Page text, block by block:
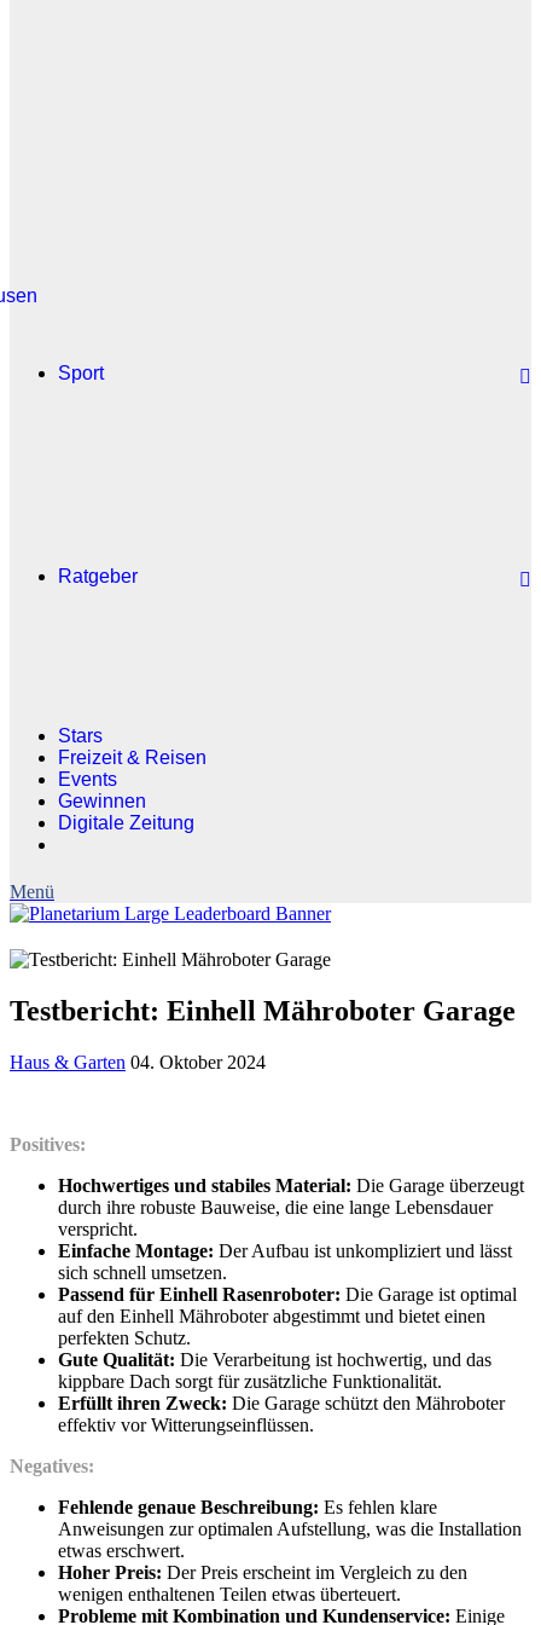
Sport
Ratgeber
Stars
Freizeit & Reisen
Events
Gewinnen
Digitale Zeitung
Testbericht: Einhell Mähroboter Garage
Haus & Garten 04. Oktober 2024
Positives:
Hochwertiges und stabiles Material: Die Garage überzeugt
durch ihre robuste Bauweise, die eine lange Lebensdauer
verspricht.
Einfache Montage: Der Aufbau ist unkompliziert und lässt
sich schnell umsetzen.
Passend für Einhell Rasenroboter: Die Garage ist optimal
auf den Einhell Mähroboter abgestimmt und bietet einen
perfekten Schutz.
Gute Qualität: Die Verarbeitung ist hochwertig, und das
kippbare Dach sorgt für zusätzliche Funktionalität.
Erfüllt ihren Zweck: Die Garage schützt den Mähroboter
effektiv vor Witterungseinflüssen.
Negatives:
Fehlende genaue Beschreibung: Es fehlen klare
Anweisungen zur optimalen Aufstellung, was die Installation
etwas erschwert.
Hoher Preis: Der Preis erscheint im Vergleich zu den
wenigen enthaltenen Teilen etwas überteuert.
Probleme mit Kombination und Kundenservice: Einige